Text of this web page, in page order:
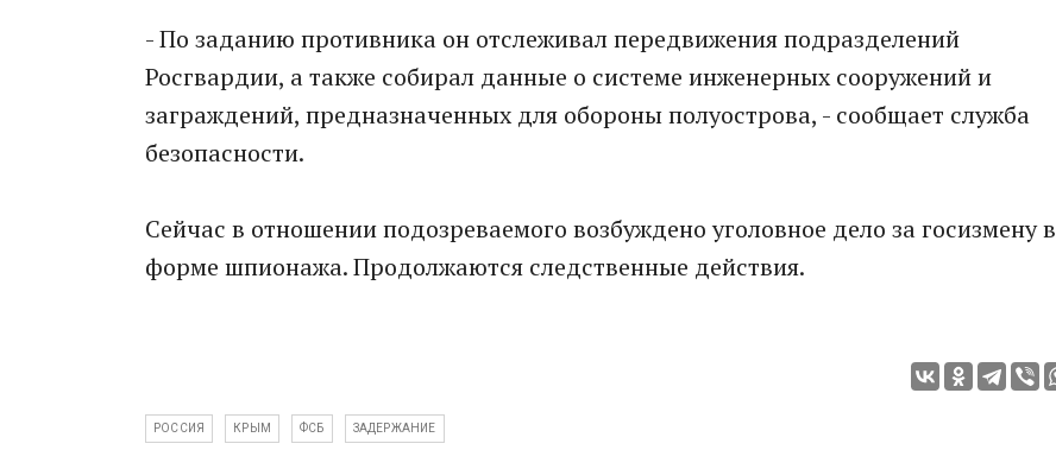
- По заданию противника он отслеживал передвижения подразделений
Росгвардии, а также собирал данные о системе инженерных сооружений и
заграждений, предназначенных для обороны полуострова, - сообщает служба
безопасности.
Сейчас в отношении подозреваемого возбуждено уголовное дело за госизмену в
форме шпионажа. Продолжаются следственные действия.
РОССИЯ КРЫМ ФСБ ЗАДЕРЖАНИЕ